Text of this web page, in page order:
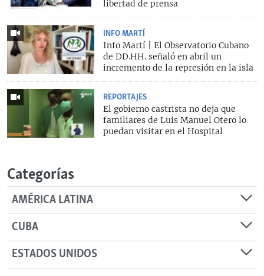
libertad de prensa
INFO MARTÍ
Info Martí | El Observatorio Cubano
de DD.HH. señaló en abril un
incremento de la represión en la isla
REPORTAJES
El gobierno castrista no deja que
familiares de Luis Manuel Otero lo
puedan visitar en el Hospital
Categorías
AMÉRICA LATINA
CUBA
ESTADOS UNIDOS